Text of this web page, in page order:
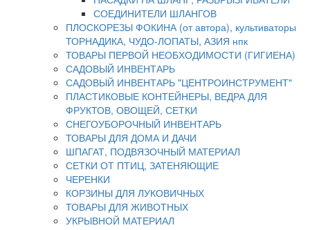
СОЕДИНИТЕЛИ ШЛАНГОВ
ПЛОСКОРЕЗЫ ФОКИНА (от автора), культиваторы
ТОРНАДИКА, ЧУДО-ЛОПАТЫ, АЗИЯ нпк
ТОВАРЫ ПЕРВОЙ НЕОБХОДИМОСТИ (ГИГИЕНА)
САДОВЫЙ ИНВЕНТАРЬ
САДОВЫЙ ИНВЕНТАРЬ "ЦЕНТРОИНСТРУМЕНТ"
ПЛАСТИКОВЫЕ КОНТЕЙНЕРЫ, ВЕДРА ДЛЯ
ФРУКТОВ, ОВОЩЕЙ, СЕТКИ
СНЕГОУБОРОЧНЫЙ ИНВЕНТАРЬ
ТОВАРЫ ДЛЯ ДОМА И ДАЧИ
ШПАГАТ, ПОДВЯЗОЧНЫЙ МАТЕРИАЛ
СЕТКИ ОТ ПТИЦ, ЗАТЕНЯЮЩИЕ
ЧЕРЕНКИ
КОРЗИНЫ ДЛЯ ЛУКОВИЧНЫХ
ТОВАРЫ ДЛЯ ЖИВОТНЫХ
УКРЫВНОЙ МАТЕРИАЛ